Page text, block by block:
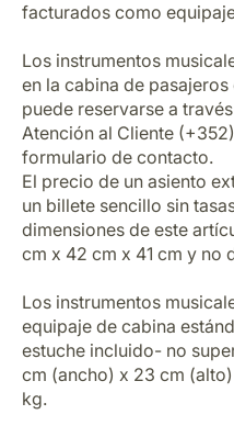
facturados como
Los instrumentos
en la cabina de
puede reservarse a
Atención al Cliente
formulario de contacto.
El precio de un asiento
un billete sencillo sin
dimensiones de este
cm x 42 cm x 41 cm y no
Los instrumentos
equipaje de cabina
estuche incluido- no
cm (ancho) x 23 cm
kg.